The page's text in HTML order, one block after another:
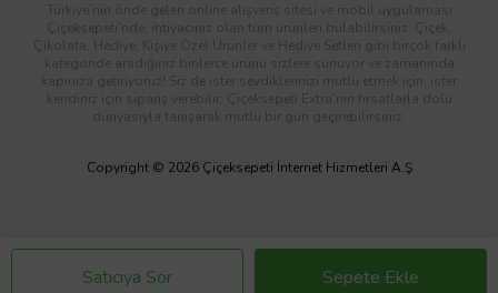
Satıcıya Sor Sepete Ekle
Türkiye’nin önde gelen online alışveriş sitesi ve mobil uygulaması
Çiçeksepeti’nde, ihtiyacınız olan tüm ürünleri bulabilirsiniz. Çiçek,
Çikolata, Hediye, Kişiye Özel Ürünler ve Hediye Setleri gibi birçok farklı
kategoride aradığınız binlerce ürünü sizlere sunuyor ve zamanında
kapınıza getiriyoruz! Siz de ister sevdiklerinizi mutlu etmek için, ister
kendiniz için sipariş verebilir; Çiçeksepeti Extra’nın fırsatlarla dolu
dünyasıyla tanışarak mutlu bir gün geçirebilirsiniz.
Copyright © 2026 Çiçeksepeti İnternet Hizmetleri A.Ş